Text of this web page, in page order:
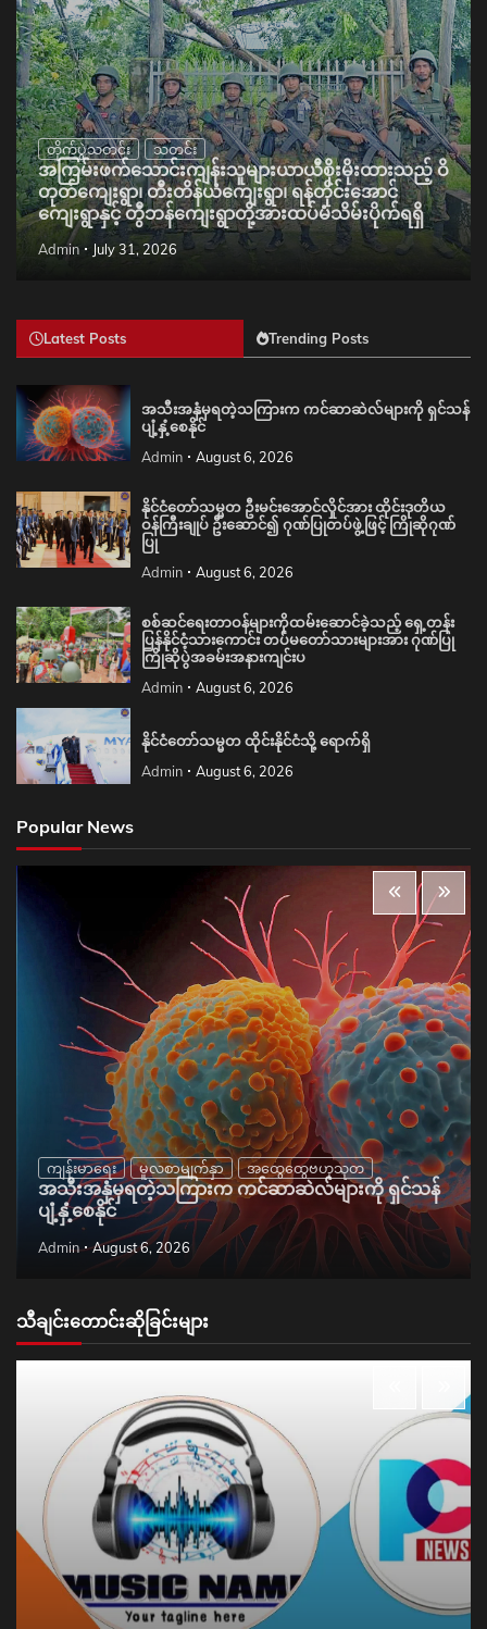
တိုက်ပွဲသတင်း သတင်း
အကြမ်းဖက်သောင်းကျန်းသူများယာယီစိုးမိုးထားသည့် ဝိ
တုတ်ကျေးရွာ၊ တီးတိန်ယံကျေးရွာ၊ ရန်တိုင်းအောင်
ကျေးရွာနှင့် တွီဘန်ကျေးရွာတို့အားထပ်မံသိမ်းပိုက်ရရှိ
Admin July 31, 2026
Latest Posts Trending Posts
အသီးအနှံမှရတဲ့သကြားက ကင်ဆာဆဲလ်များကို ရှင်သန်
ပျံ့နှံ့စေနိုင်
Admin August 6, 2026
နိုင်ငံတော်သမ္မတ ဦးမင်းအောင်လှိုင်အား ထိုင်းဒုတိယ
ဝန်ကြီးချုပ် ဦးဆောင်၍ ဂုဏ်ပြုတပ်ဖွဲ့ဖြင့် ကြိုဆိုဂုဏ်
ပြု
Admin August 6, 2026
စစ်ဆင်ရေးတာဝန်များကိုထမ်းဆောင်ခဲ့သည့် ရှေ့တန်း
ပြန်နိုင်ငံ့သားကောင်း တပ်မတော်သားများအား ဂုဏ်ပြု
ကြိုဆိုပွဲအခမ်းအနားကျင်းပ
Admin August 6, 2026
နိုင်ငံတော်သမ္မတ ထိုင်းနိုင်ငံသို့ ရောက်ရှိ
Admin August 6, 2026
Popular News
ကျန်းမာရေး မူလစာမျက်နှာ အထွေထွေဗဟုသုတ
အသီးအနှံမှရတဲ့သကြားက ကင်ဆာဆဲလ်များကို ရှင်သန်
ပျံ့နှံ့စေနိုင်
Admin August 6, 2026
သီချင်းတောင်းဆိုခြင်းများ